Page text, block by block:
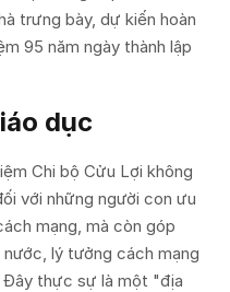
trưng bày, dự kiến hoàn
95 năm ngày thành lập
dục
Chi bộ Cửu Lợi không
với những người con ưu
mạng, mà còn góp
lý tưởng cách mạng
Đây thực sự là một "địa